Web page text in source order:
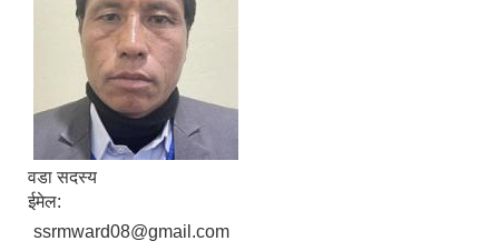
वडा सदस्य
ईमेल:
ssrmward08@gmail.com